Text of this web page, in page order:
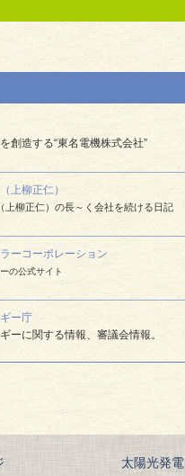
創造する“東名電機株式会社”
上柳正仁）
上柳正仁）の長～く会社を続ける日記
ーコーポレーション
の公式サイト
ー庁
ーに関する情報、審議会情報。
太陽光発電